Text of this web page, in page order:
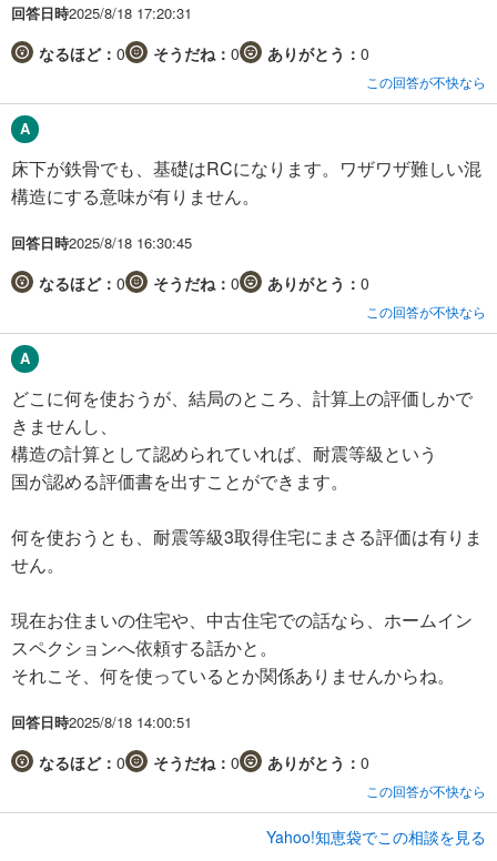
回答日時2025/8/18 17:20:31
なるほど： 0 そうだね： 0 ありがとう： 0
この回答が不快なら
床下が鉄骨でも、基礎はRCになります。ワザワザ難しい混
構造にする意味が有りません。
回答日時2025/8/18 16:30:45
なるほど： 0 そうだね： 0 ありがとう： 0
この回答が不快なら
どこに何を使おうが、結局のところ、計算上の評価しかで
きませんし、
構造の計算として認められていれば、耐震等級という
国が認める評価書を出すことができます。
何を使おうとも、耐震等級3取得住宅にまさる評価は有りま
せん。
現在お住まいの住宅や、中古住宅での話なら、ホームイン
スペクションへ依頼する話かと。
それこそ、何を使っているとか関係ありませんからね。
回答日時2025/8/18 14:00:51
なるほど： 0 そうだね： 0 ありがとう： 0
この回答が不快なら
Yahoo!知恵袋でこの相談を見る